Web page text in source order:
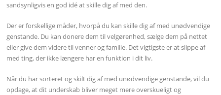
sandsynligvis en god idé at skille dig af med den.
Der er forskellige måder, hvorpå du kan skille dig af med unødvendige
genstande. Du kan donere dem til velgørenhed, sælge dem på nettet
eller give dem videre til venner og familie. Det vigtigste er at slippe af
med ting, der ikke længere har en funktion i dit liv.
Når du har sorteret og skilt dig af med unødvendige genstande, vil du
opdage, at dit underskab bliver meget mere overskueligt og